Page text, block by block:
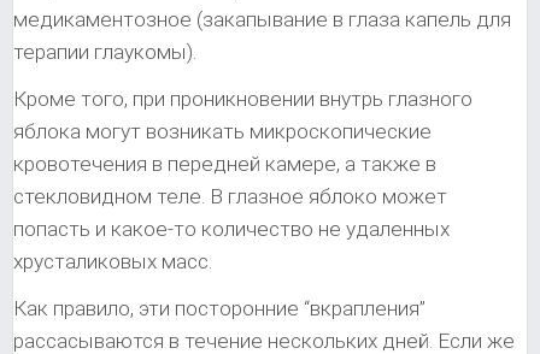
медикаментозное (закапывание в глаза капель для
терапии глаукомы).
Кроме того, при проникновении внутрь глазного
яблока могут возникать микроскопические
кровотечения в передней камере, а также в
стекловидном теле. В глазное яблоко может
попасть и какое-то количество не удаленных
хрусталиковых масс.
Как правило, эти посторонние “вкрапления”
рассасываются в течение нескольких дней. Если же